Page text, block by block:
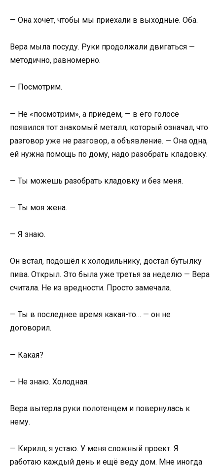
— Она хочет, чтобы мы приехали в выходные. Оба.
Вера мыла посуду. Руки продолжали двигаться —
методично, равномерно.
— Посмотрим.
— Не «посмотрим», а приедем, — в его голосе
появился тот знакомый металл, который означал, что
разговор уже не разговор, а объявление. — Она одна,
ей нужна помощь по дому, надо разобрать кладовку.
— Ты можешь разобрать кладовку и без меня.
— Ты моя жена.
— Я знаю.
Он встал, подошёл к холодильнику, достал бутылку
пива. Открыл. Это была уже третья за неделю — Вера
считала. Не из вредности. Просто замечала.
— Ты в последнее время какая-то… — он не
договорил.
— Какая?
— Не знаю. Холодная.
Вера вытерла руки полотенцем и повернулась к
нему.
— Кирилл, я устаю. У меня сложный проект. Я
работаю каждый день и ещё веду дом. Мне иногда